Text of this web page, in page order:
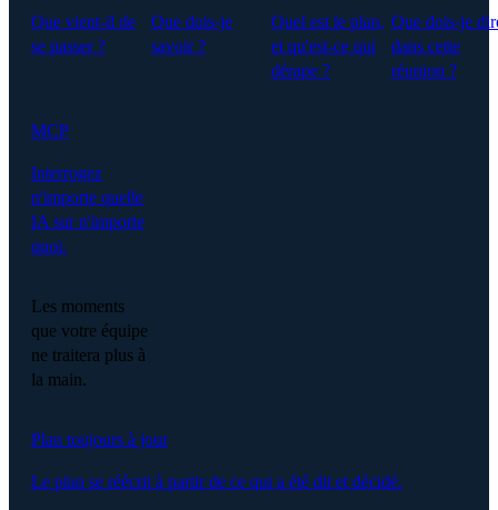
Que vient-il de
se passer ?
Que dois-je
savoir ?
Quel est le plan,
et qu'est-ce qui
dérape ?
Que dois-je
dans cette
réunion ?
MCP
Interrogez
n'importe quelle
IA sur n'importe
quoi.
Les moments
que votre équipe
ne traitera plus à
la main.
Plan toujours à jour
Le plan se réécrit à partir de ce qui a été dit et décidé.